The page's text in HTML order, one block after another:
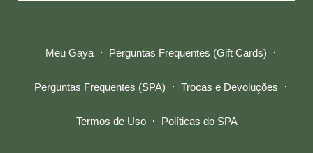
Meu Gaya Perguntas Frequentes (Gift Cards)
Perguntas Frequentes (SPA) Trocas e Devoluções
Termos de Uso Políticas do SPA